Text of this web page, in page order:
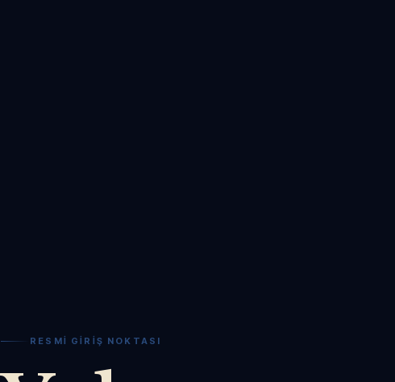
RESMI GIRIŞ NOKTASI